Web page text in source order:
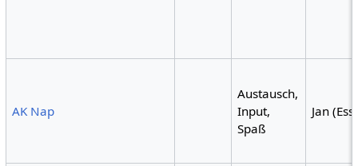
AK Nap
Austausch,
Input,
Spaß
Jan